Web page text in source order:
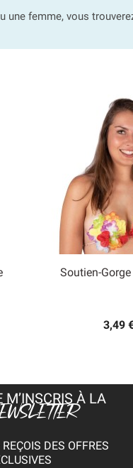
une femme, vous
Soutien-
3,49
M’INSCRIS À LA
DES OFFRES